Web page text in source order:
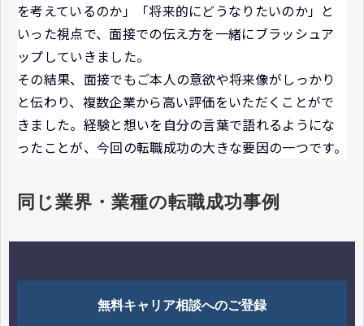
を考えているのか」「将来的にどうなりたいのか」と
いった視点で、面接での伝え方を一緒にブラッシュア
ップしていきました。
その結果、面接でもご本人の意欲や将来像がしっかり
と伝わり、複数企業から高い評価をいただくことがで
きました。経験と想いを自分の言葉で語れるようにな
ったことが、今回の転職成功の大きな要因の一つです。
同じ業界・業種の転職成功事例
無料キャリア相談へのご登録